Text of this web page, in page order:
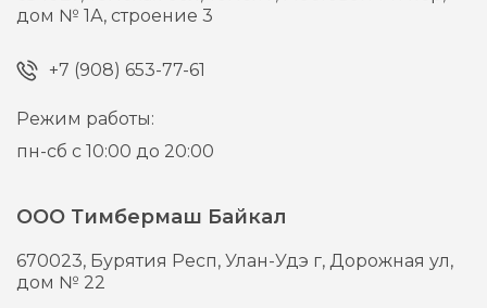
дом № 1А, строение 3
+7 (908) 653-77-61
Режим работы:
пн-сб с 10:00 до 20:00
ООО Тимбермаш Байкал
670023, Бурятия Респ, Улан-Удэ г,Дорожная ул,
дом № 22